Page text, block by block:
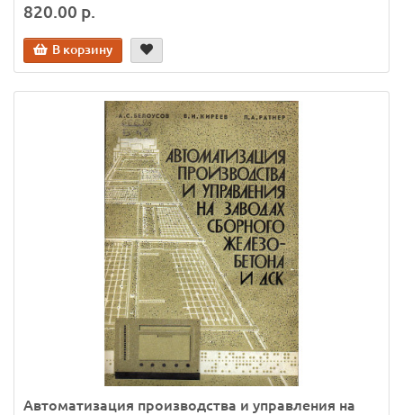
820.00 р.
В корзину
Автоматизация производства и управления на